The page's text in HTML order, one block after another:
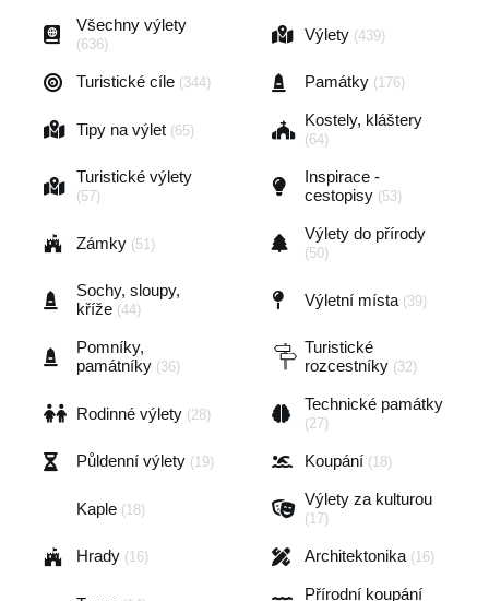
Všechny výlety
(636)
Výlety (439)
Turistické cíle (344) Památky (176)
Tipy na výlet (65)
Kostely, kláštery
(64)
Turistické výlety
(57)
Inspirace -
cestopisy (53)
Zámky (51)
Výlety do přírody
(50)
Sochy, sloupy,
kříže (44)
Výletní místa (39)
Pomníky,
památníky (36)
Turistické
rozcestníky (32)
Rodinné výlety (28)
Technické památky
(27)
Půldenní výlety (19) Koupání (18)
Kaple (18)
Výlety za kulturou
(17)
Hrady (16) Architektonika (16)
Přírodní koupání